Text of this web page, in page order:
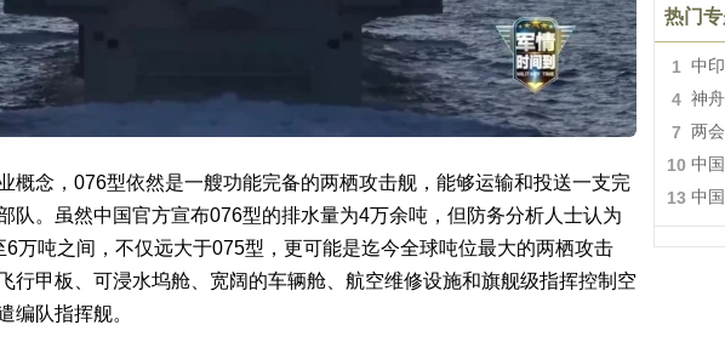
概念，076型依然是一艘功能完备的两栖攻击舰，能够运输和投送一支完
队。虽然中国官方宣布076型的排水量为4万余吨，但防务分析人士认为
万吨之间，不仅远大于075型，更可能是迄今全球吨位最大的两栖攻击
行甲板、可浸水坞舱、宽阔的车辆舱、航空维修设施和旗舰级指挥控制空
编队指挥舰。
热门
1 中
4 神
7 两会
10 中
13 中